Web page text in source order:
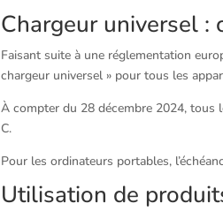
Chargeur universel :
Faisant suite à une réglementation
chargeur universel » pour tous les
À compter du 28 décembre 2024, tous
C.
Pour les ordinateurs portables,
Utilisation de